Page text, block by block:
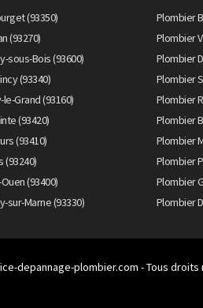
(93350) Plombier
(93270)
Plombier
sous-Bois (93600)
Plombier
(93340)
Plombier
Grand (93160)
Plombier
(93420)
Plombier
(93410)
Plombier
(93240)
Plombier
(93400)
Plombier
sur-Marne (93330)
Plombier
depannage-plombier.com - Tous